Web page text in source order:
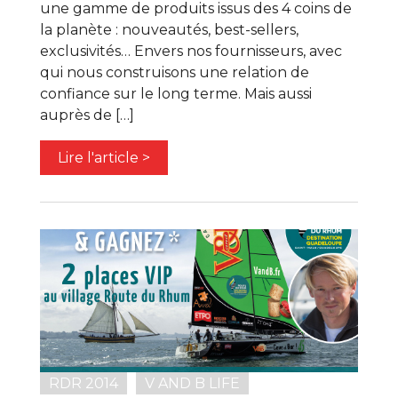
une gamme de produits issus des 4 coins de
la planète : nouveautés, best-sellers,
exclusivités… Envers nos fournisseurs, avec
qui nous construisons une relation de
confiance sur le long terme. Mais aussi
auprès de […]
Lire l'article >
RDR 2014 V AND B LIFE